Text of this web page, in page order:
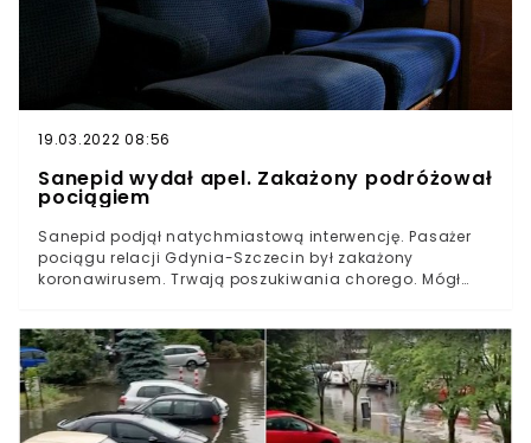
19.03.2022 08:56
Sanepid wydał apel. Zakażony podróżował
pociągiem
Sanepid podjął natychmiastową interwencję. Pasażer
pociągu relacji Gdynia-Szczecin był zakażony
koronawirusem. Trwają poszukiwania chorego. Mógł
wynikiem testu na obecność koronawirusa.W sprawie
interwencję podjęła Powiatowa Stacja Sanitarno-
Epidemiologiczna w Policach.